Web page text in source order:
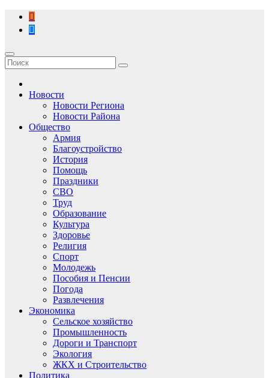
Перейти
содержимому
Новости
Новости Региона
Новости Района
Общество
Армия
Благоустройство
История
Помощь
Праздники
СВО
Труд
Образование
Культура
Здоровье
Религия
Спорт
Молодежь
Пособия и Пенсии
Погода
Развлечения
Экономика
Сельское хозяйство
Промышленность
Дороги и Транспорт
Экология
ЖКХ и Строительство
Политика